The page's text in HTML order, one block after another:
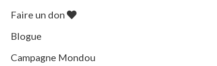
Faire un don
Blogue
Campagne Mondou